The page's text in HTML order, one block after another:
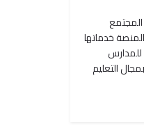
خدماتها
للمدارس
التعليم